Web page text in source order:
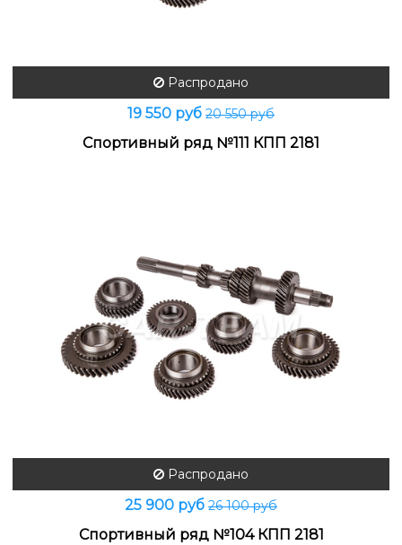
Распродано
19 550 руб 20 550 руб
Спортивный ряд №111 КПП 2181
Распродано
25 900 руб 26 100 руб
Спортивный ряд №104 КПП 2181